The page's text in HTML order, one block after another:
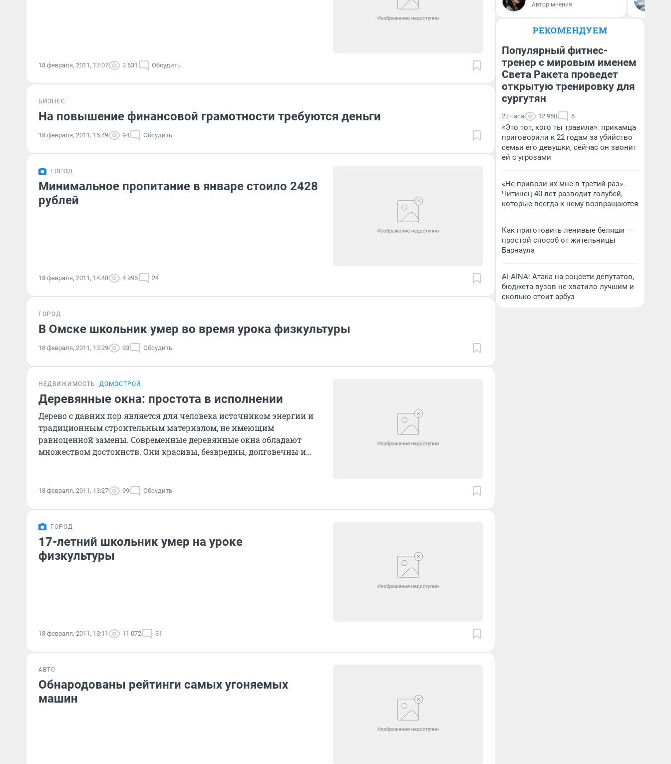
18 февраля, 2011, 17:07 3 631 Обсудить
БИЗНЕС
На повышение финансовой грамотности требуются деньги
18 февраля, 2011, 15:49 94 Обсудить
ГОРОД
Минимальное пропитание в январе стоило 2428
рублей
18 февраля, 2011, 14:48 4 995 24
ГОРОД
В Омске школьник умер во время урока физкультуры
18 февраля, 2011, 13:29 93 Обсудить
НЕДВИЖИМОСТЬ ДОМОСТРОЙ
Деревянные окна: простота в исполнении
Дерево с давних пор является для человека источником энергии и
традиционным строительным материалом, не имеющим
равноценной замены. Современные деревянные окна обладают
множеством достоинств. Они красивы, безвредны, долговечны и
18 февраля, 2011, 13:27 99 Обсудить
ГОРОД
17-летний школьник умер на уроке
физкультуры
18 февраля, 2011, 13:11 11 072 31
АВТО
Обнародованы рейтинги самых угоняемых
машин
Автор мнения
РЕКОМЕНДУЕМ
Популярный фитнес-
тренер с мировым именем
Света Ракета проведет
открытую тренировку для
сургутян
23 часа 12 950 6
«Это тот, кого ты травила»: прикамца
приговорили к 22 годам за убийство
семьи его девушки, сейчас он звонит
ей с угрозами
«Не привози их мне в третий раз».
Читинец 40 лет разводит голубей,
которые всегда к нему возвращаются
Как приготовить ленивые беляши —
простой способ от жительницы
Барнаула
AI-AINA: Атака на соцсети депутатов,
бюджета вузов не хватило лучшим и
сколько стоит арбуз